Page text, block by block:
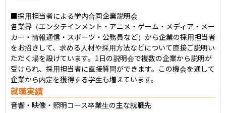
■採用担当者による学内合同企業説明会
各業界（エンタテインメント・アニメ・ゲーム・メディア・メー
カー・情報通信・スポーツ・公務員など）から企業の採用担当者
をお招きして、求める人材や採用方法などについて直接ご説明い
ただく場を設けています。1日の説明会で複数の企業から説明が
受けられ、採用担当者に直接質問ができます。この機会を通して
企業から内定を獲得する学生も増えています。
就職実績
音響・映像・照明コース卒業生の主な就職先